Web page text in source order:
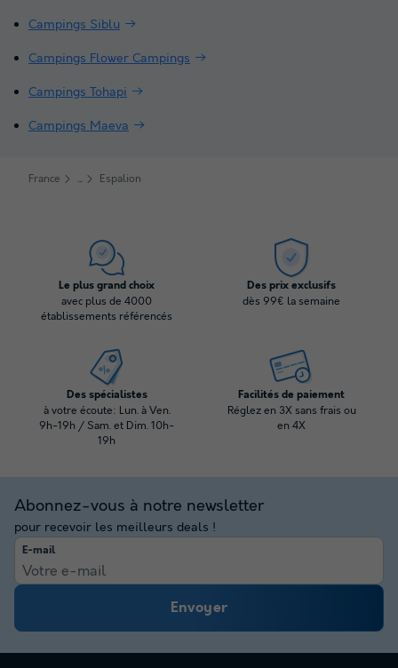
Campings Siblu
Campings Flower Campings
Campings Tohapi
Campings Maeva
France Espalion
Le plus grand choix
avec plus de 4000
établissements référencés
Des prix exclusifs
dès 99€ la semaine
Des spécialistes
à votre écoute: Lun. à Ven.
9h-19h / Sam. et Dim. 10h-
19h
Facilités de paiement
Réglez en 3X sans frais ou
en 4X
Abonnez-vous à notre newsletter
pour recevoir les meilleurs deals !
E-mail
Envoyer